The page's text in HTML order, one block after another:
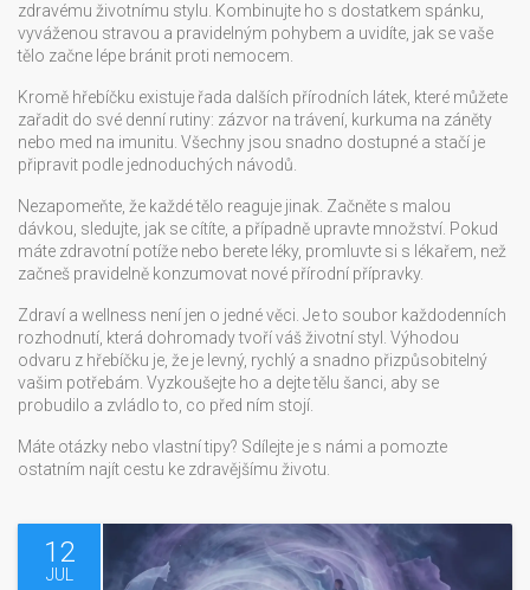
zdravému životnímu stylu. Kombinujte ho s dostatkem spánku,
vyváženou stravou a pravidelným pohybem a uvidíte, jak se vaše
tělo začne lépe bránit proti nemocem.
Kromě hřebíčku existuje řada dalších přírodních látek, které můžete
zařadit do své denní rutiny: zázvor na trávení, kurkuma na záněty
nebo med na imunitu. Všechny jsou snadno dostupné a stačí je
připravit podle jednoduchých návodů.
Nezapomeňte, že každé tělo reaguje jinak. Začněte s malou
dávkou, sledujte, jak se cítíte, a případně upravte množství. Pokud
máte zdravotní potíže nebo berete léky, promluvte si s lékařem, než
začneš pravidelně konzumovat nové přírodní přípravky.
Zdraví a wellness není jen o jedné věci. Je to soubor každodenních
rozhodnutí, která dohromady tvoří váš životní styl. Výhodou
odvaru z hřebíčku je, že je levný, rychlý a snadno přizpůsobitelný
vašim potřebám. Vyzkoušejte ho a dejte tělu šanci, aby se
probudilo a zvládlo to, co před ním stojí.
Máte otázky nebo vlastní tipy? Sdílejte je s námi a pomozte
ostatním najít cestu ke zdravějšímu životu.
12
JUL